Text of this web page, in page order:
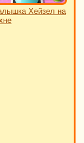
Хейзел на